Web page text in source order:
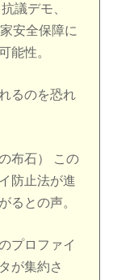
議デモ、
安全保障に
能性。
るのを恐れ
布石） この
防止法が進
るとの声。
プロファイ
が集約さ